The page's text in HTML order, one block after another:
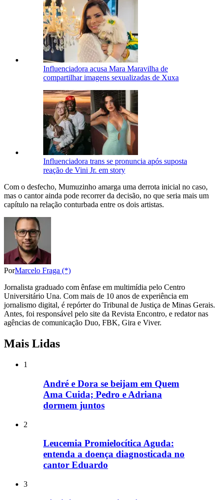
Influenciadora acusa Mara Maravilha de
compartilhar imagens sexualizadas de Xuxa
Influenciadora trans se pronuncia após suposta
reação de Vini Jr. em story
Com o desfecho, Mumuzinho amarga uma derrota inicial no caso,
mas o cantor ainda pode recorrer da decisão, no que seria mais um
capítulo na relação conturbada entre os dois artistas.
PorMarcelo Fraga (*)
Jornalista graduado com ênfase em multimídia pelo Centro
Universitário Una. Com mais de 10 anos de experiência em
jornalismo digital, é repórter do Tribunal de Justiça de Minas Gerais.
Antes, foi responsável pelo site da Revista Encontro, e redator nas
agências de comunicação Duo, FBK, Gira e Viver.
Mais Lidas
1
André e Dora se beijam em Quem
Ama Cuida; Pedro e Adriana
dormem juntos
2
Leucemia Promielocítica Aguda:
entenda a doença diagnosticada no
cantor Eduardo
3